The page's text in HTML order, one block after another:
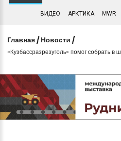
ВИДЕО АРКТИКА MWR
Главная / Новости /
«Кузбассразрезуголь» помог собрать в